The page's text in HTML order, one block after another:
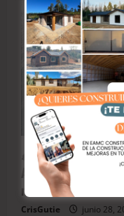
Armada de Chile
🐋 Avistamiento
Autoridades
mar
CrisGutie junio 28,